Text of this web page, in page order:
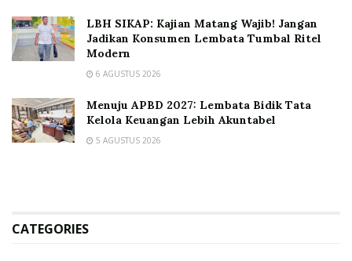
LBH SIKAP: Kajian Matang Wajib! Jangan
Jadikan Konsumen Lembata Tumbal Ritel
Modern
6 AGUSTUS 2026
Menuju APBD 2027: Lembata Bidik Tata
Kelola Keuangan Lebih Akuntabel
5 AGUSTUS 2026
CATEGORIES